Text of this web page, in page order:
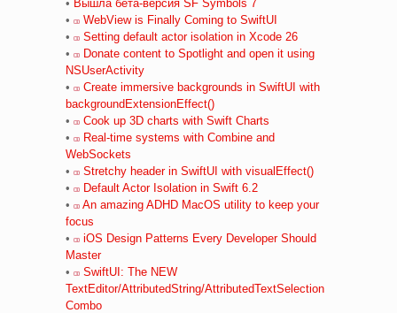
• Вышла бета-версия SF Symbols 7
•
WebView is Finally Coming to SwiftUI
•
Setting default actor isolation in Xcode 26
•
Donate content to Spotlight and open it using
NSUserActivity
•
Create immersive backgrounds in SwiftUI with
backgroundExtensionEffect()
•
Cook up 3D charts with Swift Charts
•
Real-time systems with Combine and
WebSockets
•
Stretchy header in SwiftUI with visualEffect()
•
Default Actor Isolation in Swift 6.2
•
An amazing ADHD MacOS utility to keep your
focus
•
iOS Design Patterns Every Developer Should
Master
•
SwiftUI: The NEW
TextEditor/AttributedString/AttributedTextSelection
Combo